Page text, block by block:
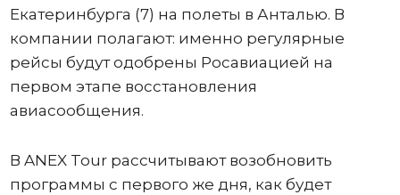
Екатеринбурга (7) на полеты в Анталью. В
компании полагают: именно регулярные
рейсы будут одобрены Росавиацией на
первом этапе восстановления
авиасообщения.
В ANEX Tour рассчитывают возобновить
программы с первого же дня, как будет